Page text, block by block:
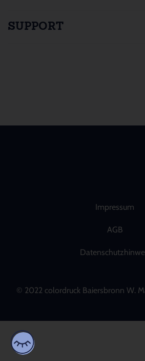
SUPPORT
Impressum
AGB
© 2022 colordruck Baiersbronn W.